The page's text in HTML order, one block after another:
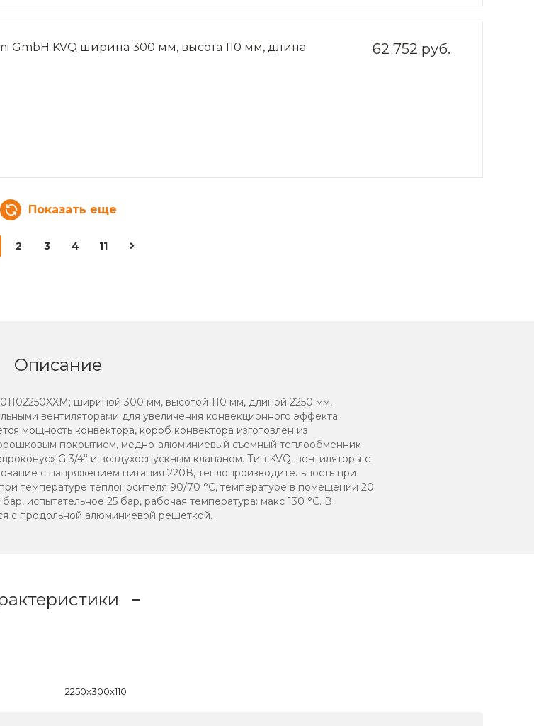
62 752 руб.
GmbH KVQ ширина 300 мм, высота 110 мм, длина
Показать еще
2 3 4 11
Описание
шириной 300 мм, высотой 110 мм, длиной 2250 мм,
вентиляторами для увеличения конвекционного эффекта.
мощность конвектора, короб конвектора изготовлен из
покрытием, медно-алюминиевый съемный теплообменник
G 3/4‘‘ и воздухоспускным клапаном. Тип KVQ, вентиляторы с
с напряжением питания 220В, теплопроизводительность при
температуре теплоносителя 90/70 °C, температуре в помещении 20
испытательное 25 бар, рабочая температура: макс 130 °C. В
с продольной алюминиевой решеткой.
2250x300x110